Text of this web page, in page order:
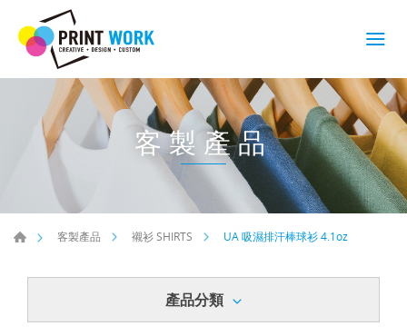
客製產品
客製產品 襯衫 SHIRTS UA 吸濕排汗棒球衫 4.1oz
產品分類